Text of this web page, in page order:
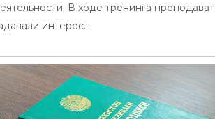
В ходе тренинга
интерес...